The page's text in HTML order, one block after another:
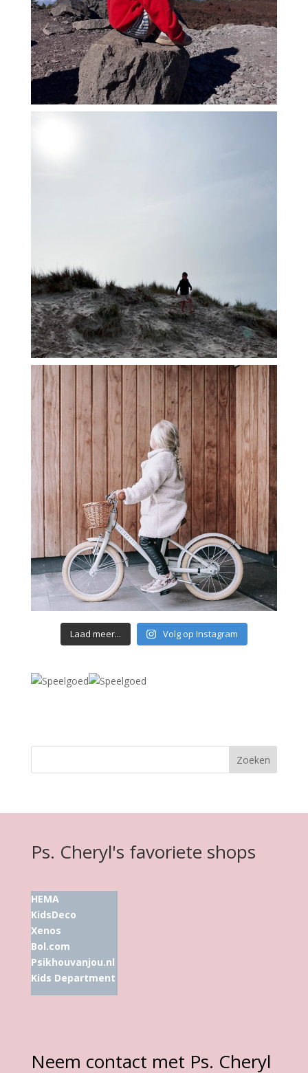
Laad meer... Volg op Instagram
Ps. Cheryl's favoriete shops
HEMA
KidsDeco
Xenos
Bol.com
Psikhouvanjou.nl
Kids Department
Neem contact met Ps. Cheryl